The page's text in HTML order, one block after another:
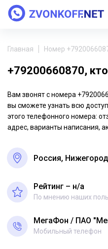
Главная Номер
+79200660870,
Вам звонят с номера
вы сможете узнать всю
этого телефонного номера:
адрес, варианты написания,
Россия,
Рейтинг – н/a
По мнению наших
МегаФон ПАО
Мобильный телефон